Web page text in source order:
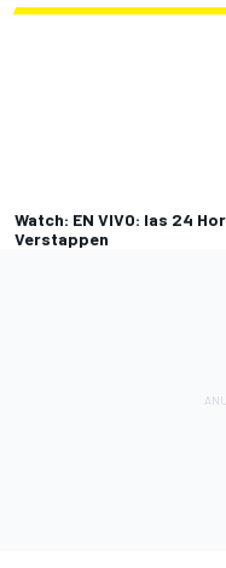
Watch: EN VIVO: las 24
Verstappen